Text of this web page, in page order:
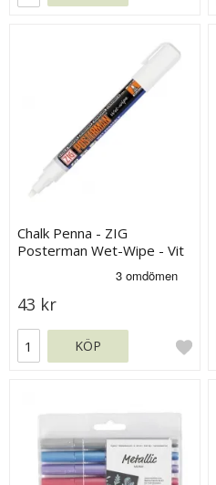
Chalk Penna - ZIG
Posterman Wet-Wipe - Vit
43 kr
KÖP